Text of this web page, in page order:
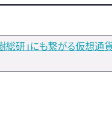
樹総研」にも繋がる仮想通